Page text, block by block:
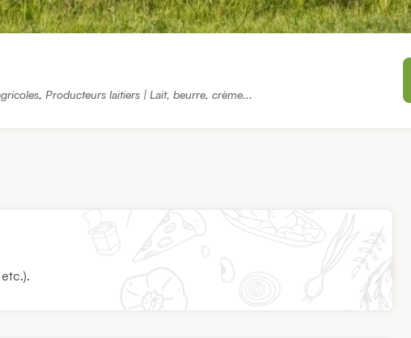
, Producteurs laitiers | Lait, beurre, crème...